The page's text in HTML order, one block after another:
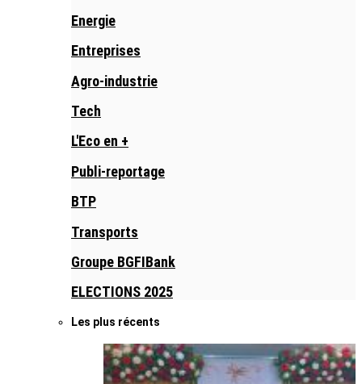
Energie
Entreprises
Agro-industrie
Tech
L'Eco en +
Publi-reportage
BTP
Transports
Groupe BGFIBank
ELECTIONS 2025
Les plus récents